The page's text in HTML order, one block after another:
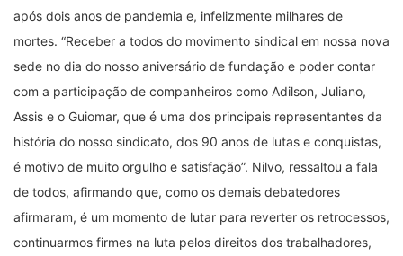
após dois anos de pandemia e, infelizmente milhares de
mortes. “Receber a todos do movimento sindical em nossa nova
sede no dia do nosso aniversário de fundação e poder contar
com a participação de companheiros como Adilson, Juliano,
Assis e o Guiomar, que é uma dos principais representantes da
história do nosso sindicato, dos 90 anos de lutas e conquistas,
é motivo de muito orgulho e satisfação”. Nilvo, ressaltou a fala
de todos, afirmando que, como os demais debatedores
afirmaram, é um momento de lutar para reverter os retrocessos,
continuarmos firmes na luta pelos direitos dos trabalhadores,